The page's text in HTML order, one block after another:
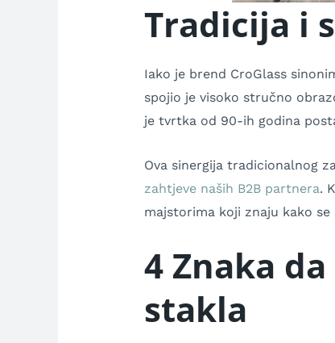
Tradicija i
Iako je brend CroGlass
spojio je visoko stručno
je tvrtka od 90-ih godina
Ova sinergija tradicionalnog
zahtjeve naših B2B partnera.
majstorima koji znaju kako
4 Znaka
stakla